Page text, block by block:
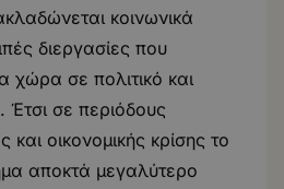
κοινωνικά
διεργασίες που
χώρα σε πολιτικό και
Έτσι σε περιόδους
και οικονομικής κρίσης το
αποκτά μεγαλύτερο